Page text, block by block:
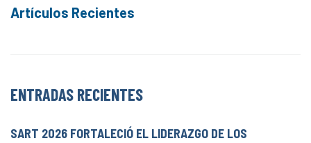
Artículos Recientes
ENTRADAS RECIENTES
SART 2026 FORTALECIÓ EL LIDERAZGO DE LOS